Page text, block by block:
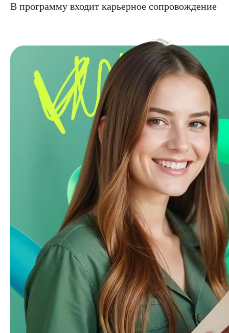
В программу входит карьерное сопровождение